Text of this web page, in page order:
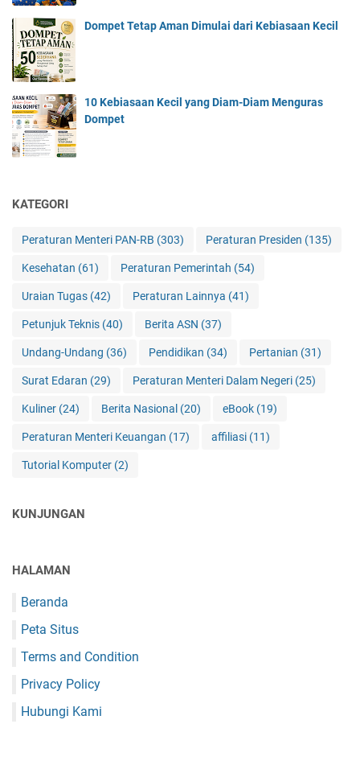
Dompet Tetap Aman Dimulai dari Kebiasaan Kecil
10 Kebiasaan Kecil yang Diam-Diam Menguras
Dompet
KATEGORI
Peraturan Menteri PAN-RB (303) Peraturan Presiden (135)
Kesehatan (61) Peraturan Pemerintah (54)
Uraian Tugas (42) Peraturan Lainnya (41)
Petunjuk Teknis (40) Berita ASN (37)
Undang-Undang (36) Pendidikan (34) Pertanian (31)
Surat Edaran (29) Peraturan Menteri Dalam Negeri (25)
Kuliner (24) Berita Nasional (20) eBook (19)
Peraturan Menteri Keuangan (17) affiliasi (11)
Tutorial Komputer (2)
KUNJUNGAN
HALAMAN
Beranda
Peta Situs
Terms and Condition
Privacy Policy
Hubungi Kami